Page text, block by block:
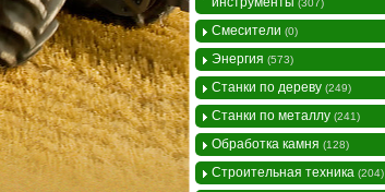
(307)
Смесители (0)
Энергия (573)
Станки по дереву (249)
Станки по металлу (241)
Обработка камня (128)
Строительная техника (204)